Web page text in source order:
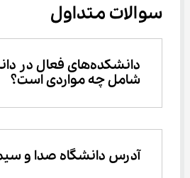
سوالات متداول
دانشکده‌های فعال
شامل چه مواردی است؟
آدرس دانشگاه صدا و